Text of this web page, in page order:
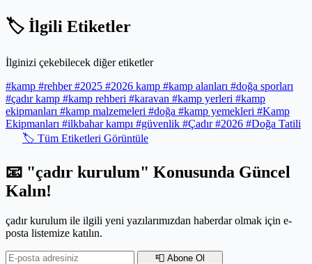
🏷️ İlgili Etiketler
İlginizi çekebilecek diğer etiketler
#kamp #rehber#2025 #2026 kamp #kamp alanları #doğa sporları
#çadır kamp #kamp rehberi #karavan #kamp yerleri #kamp
ekipmanları #kamp malzemeleri #doğa #kamp yemekleri #Kamp
Ekipmanları #ilkbahar kampı #güvenlik #Çadır#2026 #Doğa Tatili
🏷️ Tüm Etiketleri Görüntüle
📧 "çadır kurulum" Konusunda Güncel
Kalın!
çadır kurulum ile ilgili yeni yazılarımızdan haberdar olmak için e-
posta listemize katılın.
📮 Abone Ol